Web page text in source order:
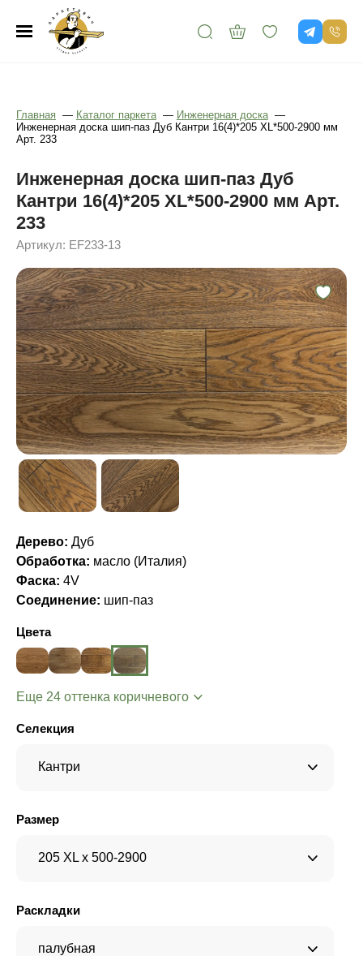
Главная — Каталог паркета — Инженерная доска —
Инженерная доска шип-паз Дуб Кантри 16(4)*205 XL*500-2900 мм
Арт. 233
Инженерная доска шип-паз Дуб
Кантри 16(4)*205 XL*500-2900 мм Арт.
233
Артикул: EF233-13
Дерево: Дуб
Обработка: масло (Италия)
Фаска: 4V
Соединение: шип-паз
Цвета
Еще 24 оттенка коричневого
Селекция
Кантри
Размер
205 XL x 500-2900
Раскладки
палубная